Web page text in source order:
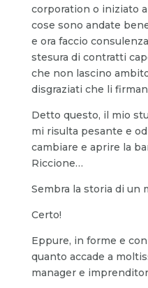
corporation o iniziato
cose sono andate
e ora faccio
stesura di contratti
che non lascino
disgraziati che li
Detto questo, il mio
mi risulta pesante e
cambiare e aprire la
Riccione…
Sembra la storia di un
Certo!
Eppure, in forme e
quanto accade a
manager e